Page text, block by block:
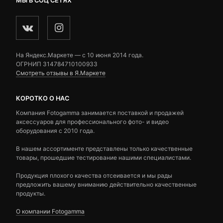
На Яндекс.Маркете — c 10 июня 2014 года.
ОГРНИП 314784710100933
Смотреть отзывы в Я.Маркете
КОРОТКО О НАС
Компания Fotogamma занимается поставкой и продажей
аксессуаров для профессионального фото- и видео
оборудования с 2010 года.
В нашем ассортименте представлены только качественные
товары, прошедшие тестирование нашими специалистами.
Продукция плохого качества отсеивается и мы рады
предложить вашему вниманию действительно качественные
продукты.
О компании Fotogamma